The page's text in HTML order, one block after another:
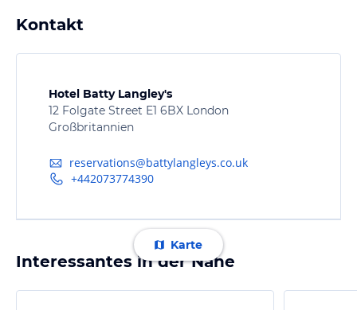
Kontakt
Hotel Batty Langley's
12 Folgate Street E1 6BX London
Großbritannien
reservations@battylangleys.co.uk
+442073774390
Karte
Interessantes in der Nähe